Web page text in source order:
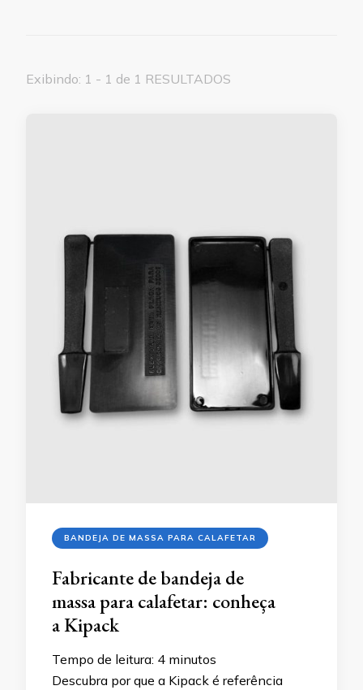
Exibindo: 1 - 1 de 1 RESULTADOS
BANDEJA DE MASSA PARA CALAFETAR
Fabricante de bandeja de
massa para calafetar: conheça
a Kipack
Tempo de leitura: 4 minutos
Descubra por que a Kipack é referência